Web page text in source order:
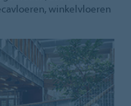
winkelvloeren